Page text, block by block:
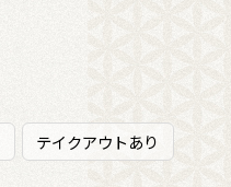
テイクアウトあり